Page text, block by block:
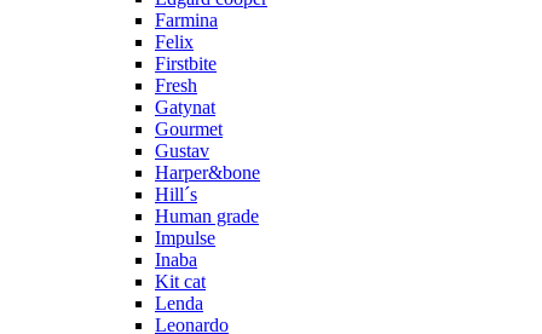
Farmina
Felix
Firstbite
Fresh
Gatynat
Gourmet
Gustav
Harper&bone
Hill´s
Human grade
Impulse
Inaba
Kit cat
Lenda
Leonardo